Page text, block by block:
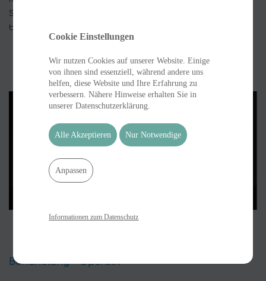
Schuhmachermeister, Spreizfußbandagen, Infiltration, ACP
bzw. Eigenbluttherapie und Stoßwellentherapie
Behandlung - Operativ
Cookie Einstellungen
Wir nutzen Cookies auf unserer Website. Einige
von ihnen sind essenziell, während andere uns
helfen, diese Website und Ihre Erfahrung zu
verbessern. Nähere Hinweise erhalten Sie in
unserer Datenschutzerklärung.
Alle Akzeptieren Nur Notwendige
Anpassen
Informationen zum Datenschutz